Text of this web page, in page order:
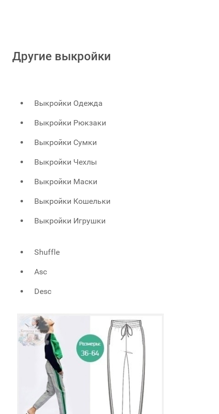
Другие выкройки
Выкройки Одежда
Выкройки Рюкзаки
Выкройки Сумки
Выкройки Чехлы
Выкройки Маски
Выкройки Кошельки
Выкройки Игрушки
Shuffle
Asc
Desc